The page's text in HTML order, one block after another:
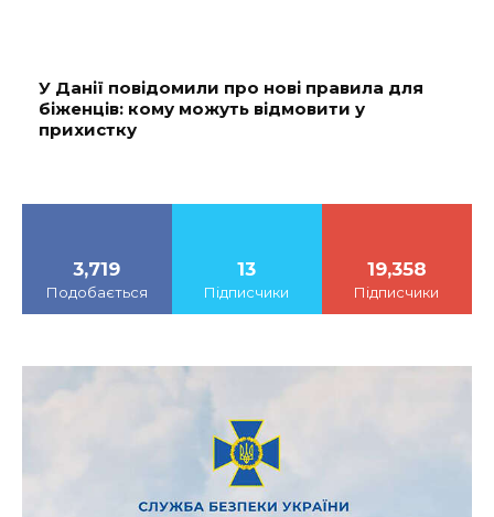
У Данії повідомили про нові правила для
біженців: кому можуть відмовити у
прихистку
3,719
Подобається
13
Підписчики
19,358
Підписчики